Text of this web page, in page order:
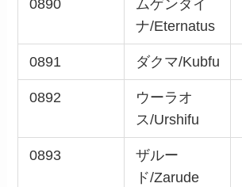
0890
ムゲンダイ
ナ/Eternatus
0891 ダクマ/Kubfu
0892
ウーラオ
ス/Urshifu
0893
ザルー
ド/Zarude